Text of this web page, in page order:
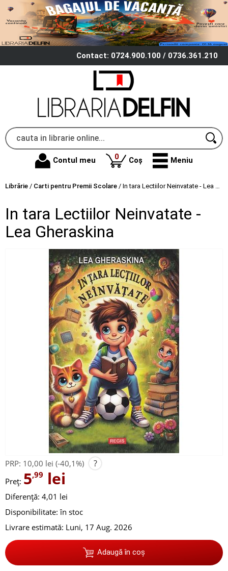
Contact: 0724.900.100 / 0736.361.210
Contul meu 0produse
Coș Meniu
Librărie / Carti pentru Premii Scolare / In tara Lectiilor Neinvatate - Lea Gheraskina
In tara Lectiilor Neinvatate -
Lea Gheraskina
PRP: 10,00 lei (-40,1%) ?
Preț: 5,99 lei
Diferență: 4,01 lei
Disponibilitate: în stoc
Livrare estimată: Luni, 17 Aug. 2026
Adaugă în coș